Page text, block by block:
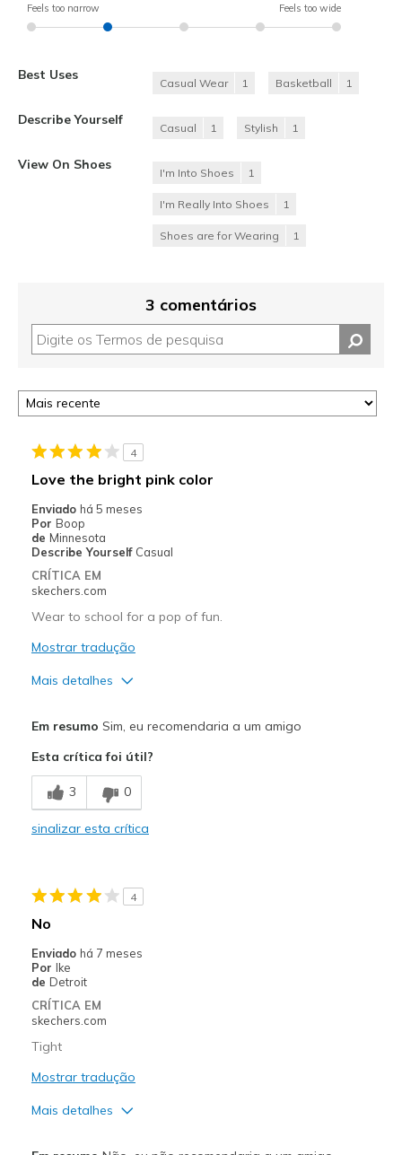
Feels too narrow Feels too wide
Best Uses
Casual Wear 1 Basketball 1
Describe Yourself
Casual 1 Stylish 1
View On Shoes
I'm Into Shoes 1
I'm Really Into Shoes 1
Shoes are for Wearing 1
3 comentários
4
Love the bright pink color
Enviado há 5 meses
Por Boop
de Minnesota
Describe Yourself Casual
CRÍTICA EM
skechers.com
Wear to school for a pop of fun.
Mostrar tradução
Mais detalhes
Melhores utilizações
Casual Wear
View On Shoes
I'm Really Into Shoes
Em resumo Sim, eu recomendaria a um amigo
Esta crítica foi útil?
3 0
sinalizar esta crítica
4
No
Enviado há 7 meses
Por Ike
de Detroit
CRÍTICA EM
skechers.com
Tight
Mostrar tradução
Mais detalhes